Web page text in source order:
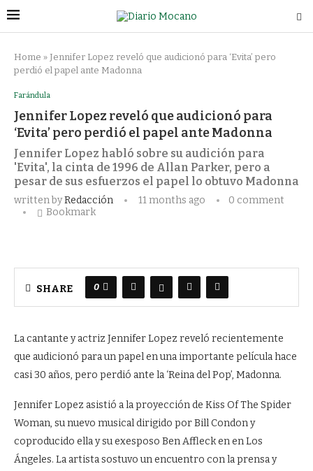
Home » Jennifer Lopez reveló que audicionó para ‘Evita’ pero
perdió el papel ante Madonna
Farándula
Jennifer Lopez reveló que audicionó para
‘Evita’ pero perdió el papel ante Madonna
Jennifer Lopez habló sobre su audición para
'Evita', la cinta de 1996 de Allan Parker, pero a
pesar de sus esfuerzos el papel lo obtuvo Madonna
written byRedacción 11 months ago
0 comment
Bookmark
SHARE 0
La cantante y actriz Jennifer Lopez reveló recientemente
que audicionó para un papel en una importante película hace
casi 30 años, pero perdió ante la ‘Reina del Pop’, Madonna.
Jennifer Lopez asistió a la proyección de Kiss Of The Spider
Woman, su nuevo musical dirigido por Bill Condon y
coproducido ella y su exesposo Ben Affleck en en Los
Ángeles. La artista sostuvo un encuentro con la prensa y